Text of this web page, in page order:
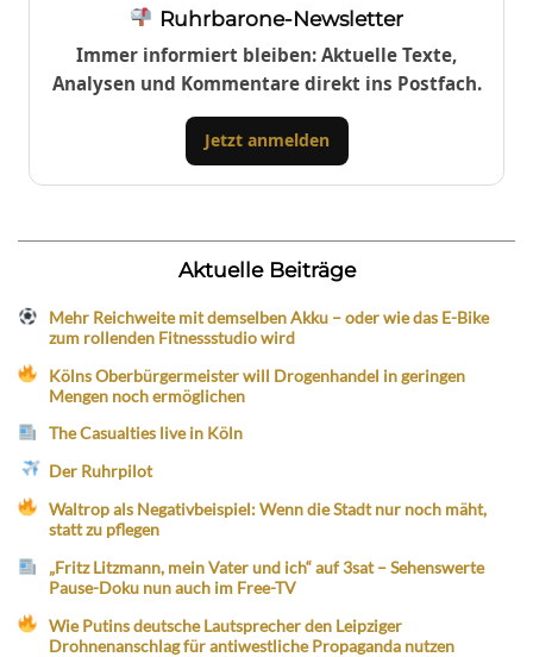
Ruhrbarone-Newsletter
Immer informiert bleiben: Aktuelle Texte,
Analysen und Kommentare direkt ins Postfach.
Jetzt anmelden
Aktuelle Beiträge
Mehr Reichweite mit demselben Akku – oder wie das E-Bike
zum rollenden Fitnessstudio wird
Kölns Oberbürgermeister will Drogenhandel in geringen
Mengen noch ermöglichen
The Casualties live in Köln
Der Ruhrpilot
Waltrop als Negativbeispiel: Wenn die Stadt nur noch mäht,
statt zu pflegen
„Fritz Litzmann, mein Vater und ich“ auf 3sat – Sehenswerte
Pause-Doku nun auch im Free-TV
Wie Putins deutsche Lautsprecher den Leipziger
Drohnenanschlag für antiwestliche Propaganda nutzen